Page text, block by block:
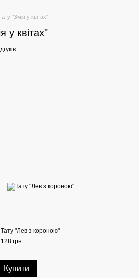
"Змія у квітах"
у квітах"
Тату "Лев з короною"
128 грн
Купити